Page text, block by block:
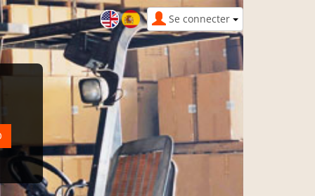
Se connecter